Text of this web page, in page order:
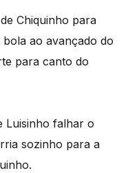
Chiquinho para
ao avançado do
para canto do
Luisinho falhar o
sozinho para a